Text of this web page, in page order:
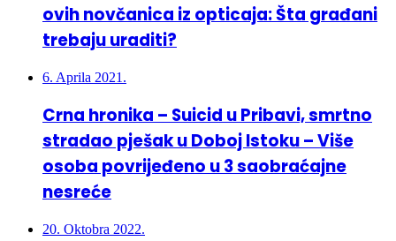
ovih novčanica iz opticaja: Šta građani
trebaju uraditi?
6. Aprila 2021.
Crna hronika – Suicid u Pribavi, smrtno
stradao pješak u Doboj Istoku – Više
osoba povrijeđeno u 3 saobraćajne
nesreće
20. Oktobra 2022.